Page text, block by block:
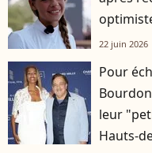
22 juin 2026
Pour
leur
Hauts-